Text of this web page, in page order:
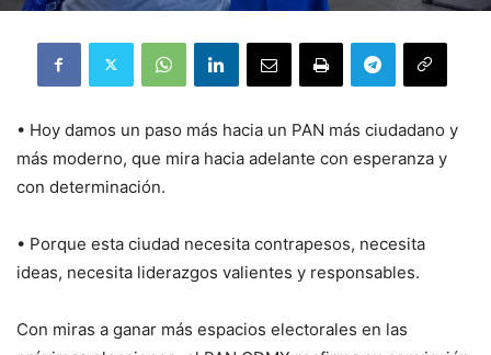
•⁠ ⁠Hoy damos un paso más hacia un PAN más ciudadano y
más moderno, que mira hacia adelante con esperanza y
con determinación.
•⁠ ⁠Porque esta ciudad necesita contrapesos, necesita
ideas, necesita liderazgos valientes y responsables.
Con miras a ganar más espacios electorales en las